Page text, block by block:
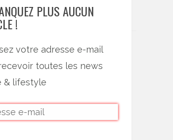
PLUS AUCUN
!
votre adresse e-mail
toutes les news
& lifestyle